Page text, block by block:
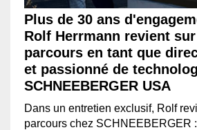
Plus de 30 ans
Rolf Herrmann revient
parcours en tant que
et passionné de
SCHNEEBERGER USA
Dans un entretien exclusif, Rolf
parcours chez SCHNEEBERGER